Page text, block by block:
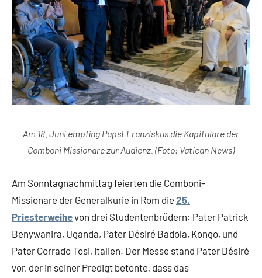
Am 18. Juni empfing Papst Franziskus die Kapitulare der
Comboni Missionare zur Audienz. (Foto: Vatican News)
Am Sonntagnachmittag feierten die Comboni-
Missionare der Generalkurie in Rom die 25.
Priesterweihevon drei Studentenbrüdern: Pater Patrick
Benywanira, Uganda, Pater Désiré Badola, Kongo, und
Pater Corrado Tosi, Italien. Der Messe stand Pater Désiré
vor, der in seiner Predigt betonte, dass das